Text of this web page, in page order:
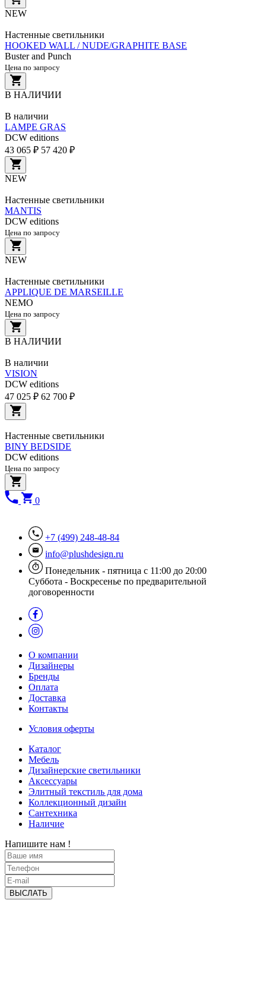
NEW
Настенные светильники
HOOKED WALL / NUDE/GRAPHITE BASE
Buster and Punch
Цена по запросу
В НАЛИЧИИ
В наличии
LAMPE GRAS
DCW editions
43 065 ₽ 57 420 ₽
NEW
Настенные светильники
MANTIS
DCW editions
Цена по запросу
NEW
Настенные светильники
APPLIQUE DE MARSEILLE
NEMO
Цена по запросу
В НАЛИЧИИ
В наличии
VISION
DCW editions
47 025 ₽ 62 700 ₽
Настенные светильники
BINY BEDSIDE
DCW editions
Цена по запросу
0
+7 (499) 248-48-84
info@plushdesign.ru
Понедельник - пятница с 11:00 до 20:00
Суббота - Воскресенье по предварительной
договоренности
О компании
Дизайнеры
Бренды
Оплата
Доставка
Контакты
Условия оферты
Каталог
Мебель
Дизайнерские светильники
Аксессуары
Элитный текстиль для дома
Коллекционный дизайн
Сантехника
Наличие
Напишите нам !
ВЫСЛАТЬ